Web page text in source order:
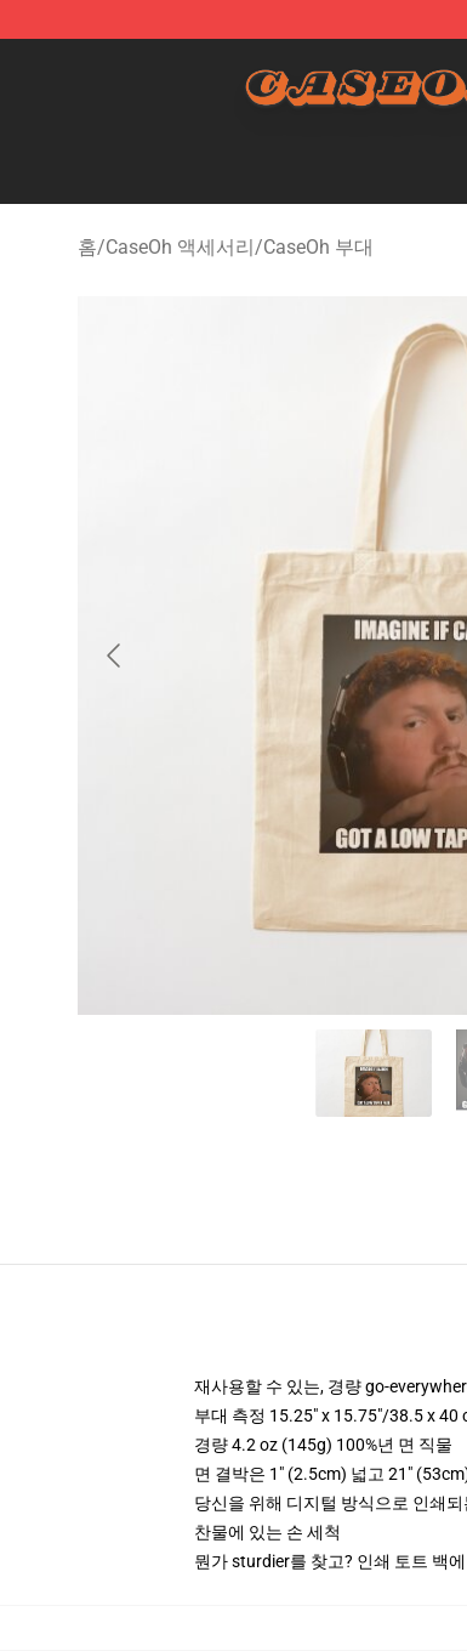
홈/CaseOh 액세서리/CaseOh 부대
재사용할 수 있는, 경량 go-
부대 측정 15.25" x 15.75"/38.5 x 40
경량 4.2 oz (145g) 100%년 면 직물
면 결박은 1" (2.5cm) 넓고 21"
당신을 위해 디지털 방식으로 인쇄
찬물에 있는 손 세척
뭔가 sturdier를 찾고? 인쇄 토트 백